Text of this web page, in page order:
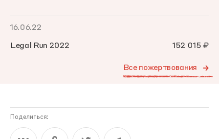
16.06.22
Legal Run 2022 152 015 ₽
Все пожертвования
Поделиться: